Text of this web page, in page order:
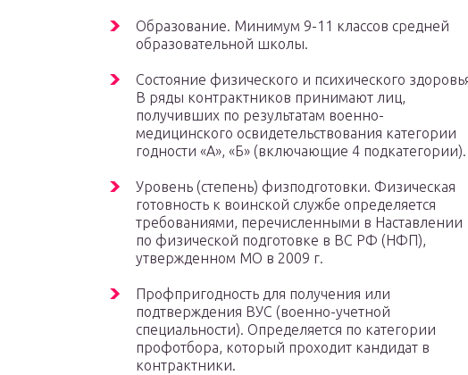
Образование. Минимум 9-11 классов средней
образовательной школы.
Состояние физического и психического
В ряды контрактников принимают лиц,
получивших по результатам военно-
медицинского освидетельствования категории
годности «А», «Б» (включающие 4 подкатегории).
Уровень (степень) физподготовки. Физическая
готовность к воинской службе определяется
требованиями, перечисленными в Наставлении
по физической подготовке в ВС РФ (НФП),
утвержденном МО в 2009 г.
Профпригодность для получения или
подтверждения ВУС (военно-учетной
специальности). Определяется по категории
профотбора, который проходит кандидат в
контрактники.